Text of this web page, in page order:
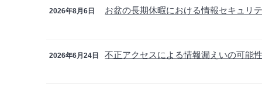
2026年8月6日 お盆の長期休暇における情報セキュリ
2026年6月24日 不正アクセスによる情報漏えいの可能